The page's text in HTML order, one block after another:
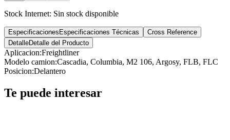
Stock Internet: Sin stock disponible
Especificaciones Especificaciones Técnicas
Cross Reference
DetalleDetalle del Producto
Aplicacion:Freightliner
Modelo camion:Cascadia, Columbia, M2 106, Argosy, FLB, FLC
Posicion:Delantero
Te puede interesar